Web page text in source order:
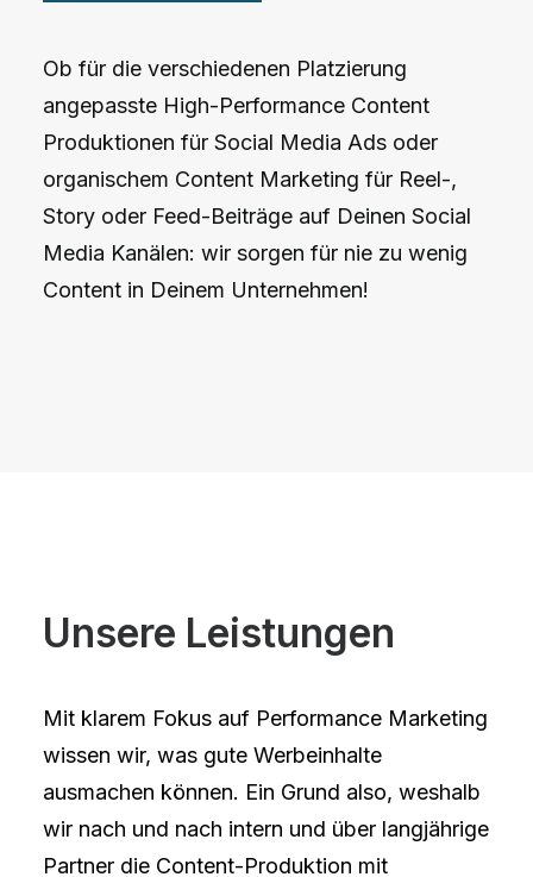
Ob für die verschiedenen Platzierung
angepasste High-Performance Content
Produktionen für Social Media Ads oder
organischem Content Marketing für Reel-,
Story oder Feed-Beiträge auf Deinen Social
Media Kanälen: wir sorgen für nie zu wenig
Content in Deinem Unternehmen!
Unsere Leistungen
Mit klarem Fokus auf Performance Marketing
wissen wir, was gute Werbeinhalte
ausmachen können. Ein Grund also, weshalb
wir nach und nach intern und über langjährige
Partner die Content-Produktion mit